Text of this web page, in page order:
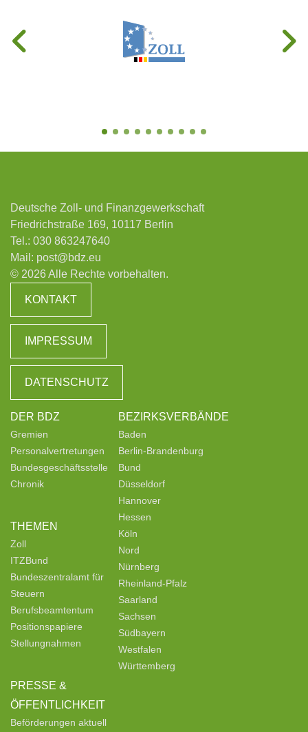
Deutsche Zoll- und Finanzgewerkschaft
Friedrichstraße 169, 10117 Berlin
Tel.: 030 863247640
Mail: post@bdz.eu
© 2026 Alle Rechte vorbehalten.
KONTAKT
IMPRESSUM
DATENSCHUTZ
DER BDZ
Gremien
Personalvertretungen
Bundesgeschäftsstelle
Chronik
THEMEN
Zoll
ITZBund
Bundeszentralamt für
Steuern
Berufsbeamtentum
Positionspapiere
Stellungnahmen
PRESSE &
ÖFFENTLICHKEIT
Beförderungen aktuell
BEZIRKSVERBÄNDE
Baden
Berlin-Brandenburg
Bund
Düsseldorf
Hannover
Hessen
Köln
Nord
Nürnberg
Rheinland-Pfalz
Saarland
Sachsen
Südbayern
Westfalen
Württemberg